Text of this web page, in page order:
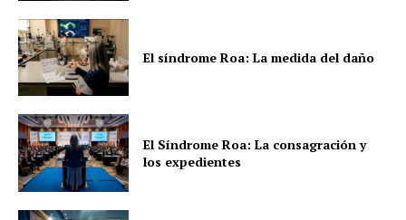
El síndrome Roa: La medida del daño
El Síndrome Roa: La consagración y
los expedientes